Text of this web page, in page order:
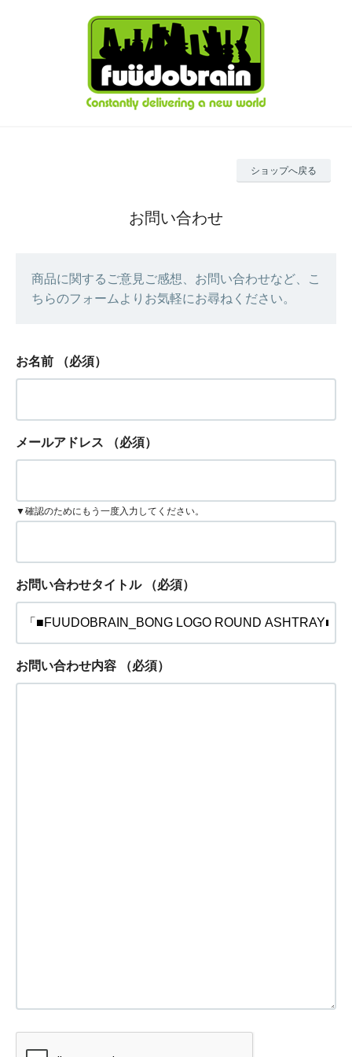
ショップへ戻る
お問い合わせ
商品に関するご意見ご感想、お問い合わせなど、こ
ちらのフォームよりお気軽にお尋ねください。
お名前 （必須）
メールアドレス （必須）
▼確認のためにもう一度入力してください。
お問い合わせタイトル （必須）
お問い合わせ内容 （必須）